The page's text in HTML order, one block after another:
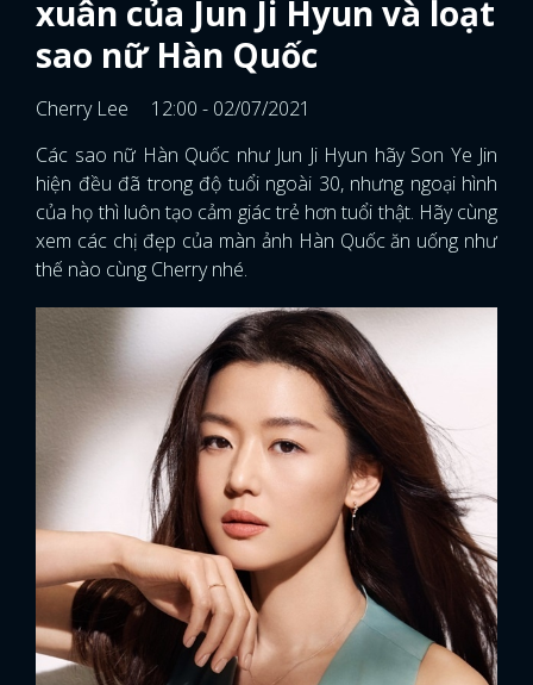
xuân của Jun Ji Hyun và loạt
sao nữ Hàn Quốc
Cherry Lee
12:00 - 02/07/2021
Các sao nữ Hàn Quốc như Jun Ji Hyun hãy Son Ye Jin
hiện đều đã trong độ tuổi ngoài 30, nhưng ngoại hình
của họ thì luôn tạo cảm giác trẻ hơn tuổi thật. Hãy cùng
xem các chị đẹp của màn ảnh Hàn Quốc ăn uống như
thế nào cùng Cherry nhé.